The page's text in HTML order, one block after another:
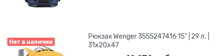
Нет в наличии
Рюкзак Wenger 3555247416 15" | 29 л. |
31x20x47